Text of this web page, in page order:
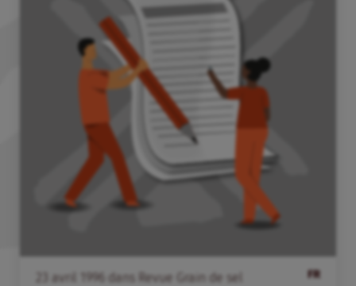
FR
avril 1996 dans
Revue Grain de sel